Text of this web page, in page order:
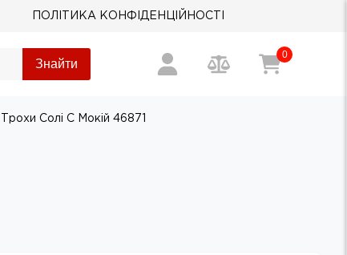
ПОЛІТИКА КОНФІДЕНЦІЙНОСТІ
Знайти
0
Солі С Мокій 46871